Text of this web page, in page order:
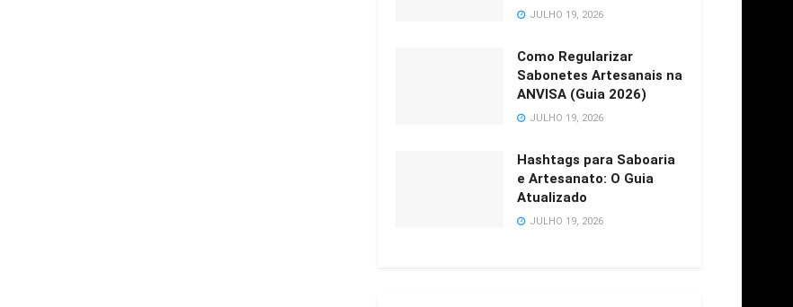
JULHO 19, 2026
Como Regularizar
Sabonetes Artesanais na
ANVISA (Guia 2026)
JULHO 19, 2026
Hashtags para Saboaria
e Artesanato: O Guia
Atualizado
JULHO 19, 2026